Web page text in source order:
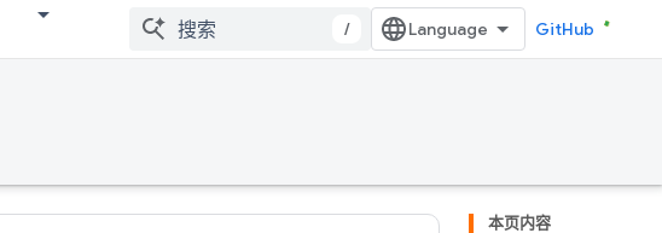
/ GitHub
本页内容